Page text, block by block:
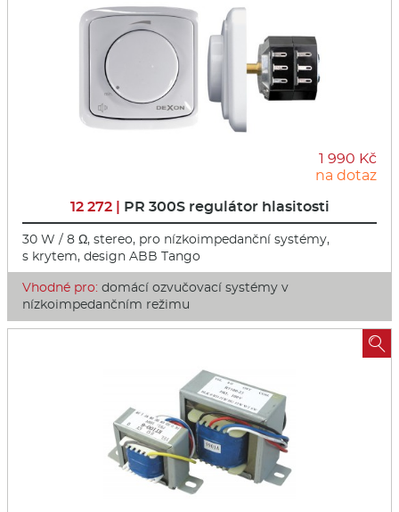
1 990 Kč
na dotaz
12 272 | PR 300S regulátor hlasitosti
30 W / 8 Ω, stereo, pro nízkoimpedanční systémy,
s krytem, design ABB Tango
Vhodné pro: domácí ozvučovací systémy v
nízkoimpedančním režimu
